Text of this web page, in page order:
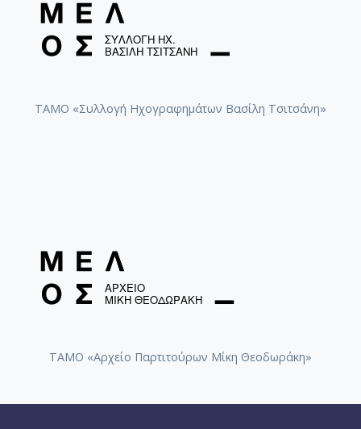
ΤΑΜΟ «Συλλογή Ηχογραφημάτων Βασίλη Τσιτσάνη»
ΤΑΜΟ «Αρχείο Παρτιτούρων Μίκη Θεοδωράκη»